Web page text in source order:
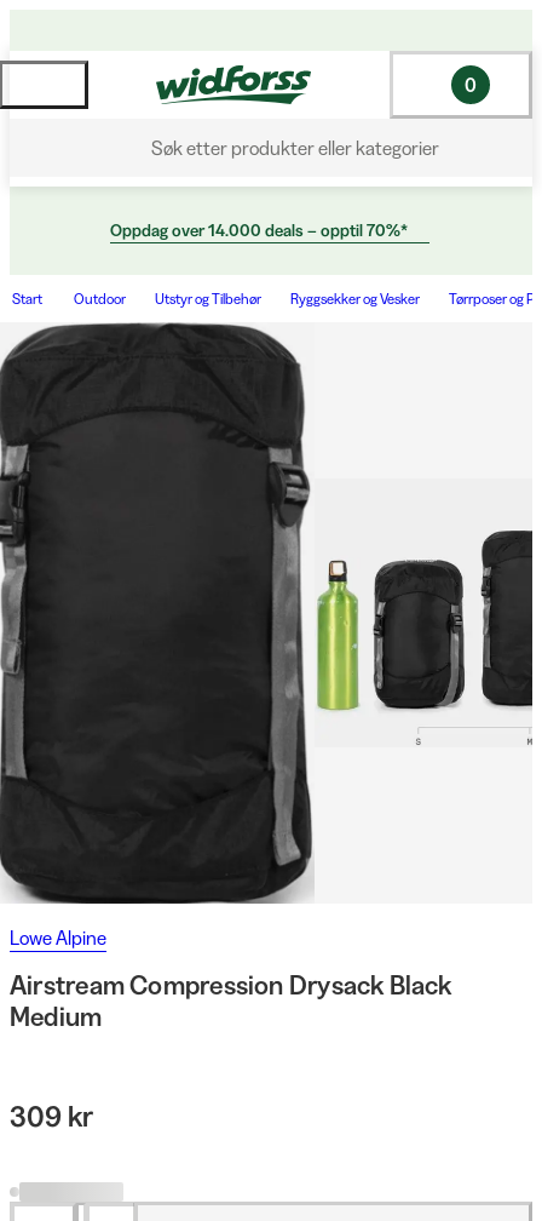
Søk etter produkter eller kategorier
0
Oppdag over 14.000 deals – opptil 70%*
Start Outdoor Utstyr og Tilbehør Ryggsekker og Vesker Tørrposer og
Lowe Alpine
Airstream Compression Drysack Black
Medium
309 kr